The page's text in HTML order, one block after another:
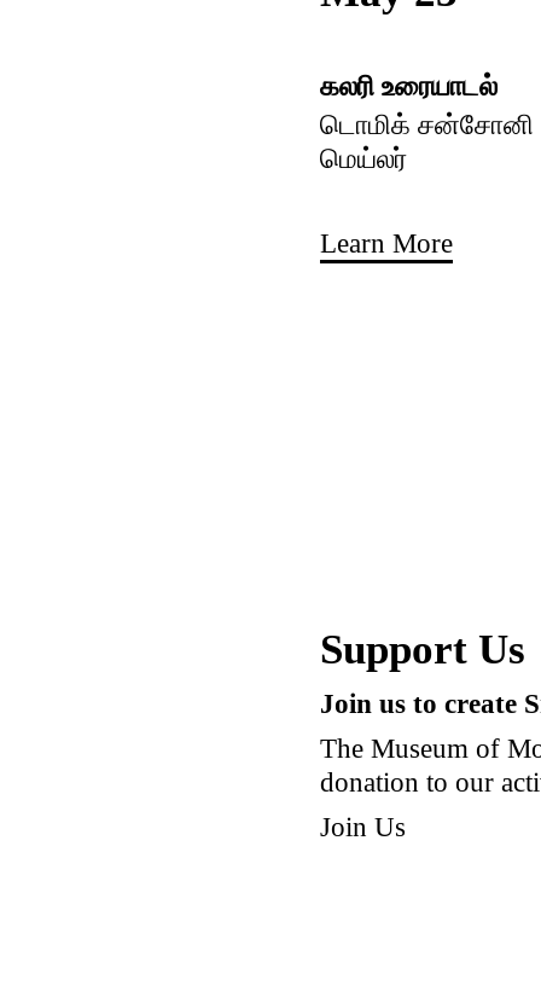
கலரி உரையாடல்
டொமிக் சன்சோனி
மெய்லர்
Learn More
Support Us
Join us to create
The Museum of
donation to our
Join Us